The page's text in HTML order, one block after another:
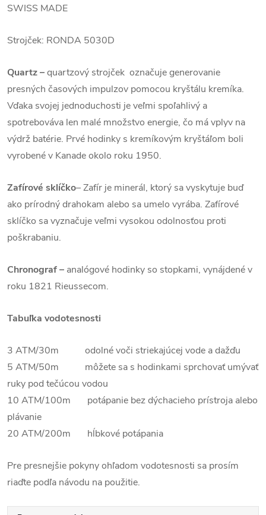
SWISS MADE
Strojček: RONDA 5030D
Quartz–quartzový strojček označuje generovanie
presných časových impulzov pomocou kryštálu kremíka.
Vďaka svojej jednoduchosti je veľmi spoľahlivý a
spotrebováva len malé množstvo energie, čo má vplyv na
výdrž batérie. Prvé hodinky s kremíkovým kryštáľom boli
vyrobené v Kanade okolo roku 1950.
Zafírové sklíčko–Zafír je minerál, ktorý sa vyskytuje buď
ako prírodný drahokam alebo sa umelo vyrába. Zafírové
sklíčko sa vyznačuje veľmi vysokou odolnosťou proti
poškrabaniu.
Chronograf – analógové hodinky so stopkami, vynájdené v
roku 1821 Rieussecom.
Tabuľka vodotesnosti
3 ATM/30m odolné voči striekajúcej vode a dažďu
5 ATM/50m môžete sa s hodinkami sprchovať umývať
ruky pod tečúcou vodou
10 ATM/100m potápanie bez dýchacieho prístroja alebo
plávanie
20 ATM/200m hĺbkové potápania
Pre presnejšie pokyny ohľadom vodotesnosti sa prosím
riaďte podľa návodu na použitie.